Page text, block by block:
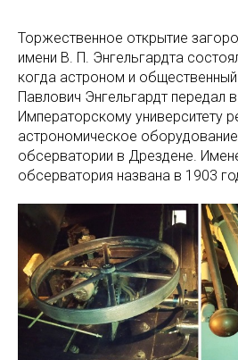
Торжественное открытие
имени В. П. Энгельгардта
когда астроном и общественный
Павлович Энгельгардт передал
Императорскому университету
астрономическое
обсерватории в Дрездене.
обсерватория названа в 1903